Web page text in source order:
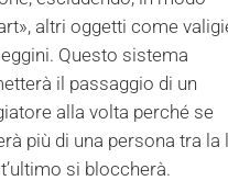
altri oggetti come
Questo sistema
il passaggio di un
alla volta perché se
più di una persona tra
si bloccherà.